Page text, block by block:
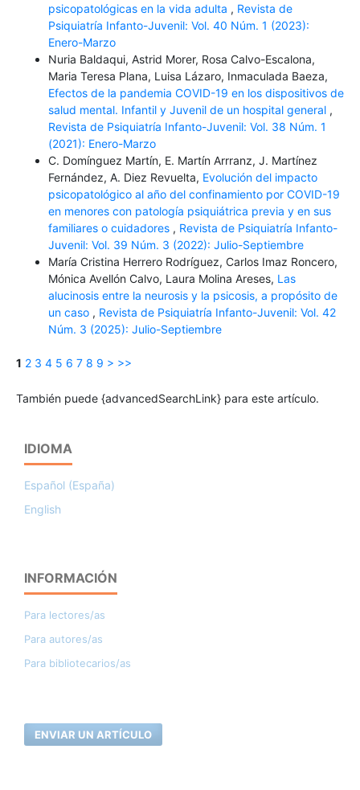
psicopatológicas en la vida adulta , Revista de
Psiquiatría Infanto-Juvenil: Vol. 40 Núm. 1 (2023):
Enero-Marzo
Nuria Baldaqui, Astrid Morer, Rosa Calvo-Escalona,
Maria Teresa Plana, Luisa Lázaro, Inmaculada Baeza,
Efectos de la pandemia COVID-19 en los dispositivos de
salud mental. Infantil y Juvenil de un hospital general ,
Revista de Psiquiatría Infanto-Juvenil: Vol. 38 Núm. 1
(2021): Enero-Marzo
C. Domínguez Martín, E. Martín Arrranz, J. Martínez
Fernández, A. Diez Revuelta, Evolución del impacto
psicopatológico al año del confinamiento por COVID-19
en menores con patología psiquiátrica previa y en sus
familiares o cuidadores , Revista de Psiquiatría Infanto-
Juvenil: Vol. 39 Núm. 3 (2022): Julio-Septiembre
María Cristina Herrero Rodríguez, Carlos Imaz Roncero,
Mónica Avellón Calvo, Laura Molina Areses, Las
alucinosis entre la neurosis y la psicosis, a propósito de
un caso , Revista de Psiquiatría Infanto-Juvenil: Vol. 42
Núm. 3 (2025): Julio-Septiembre
1 2 3 4 5 6 7 8 9 > >>
También puede {advancedSearchLink} para este artículo.
IDIOMA
Español (España)
English
INFORMACIÓN
Para lectores/as
Para autores/as
Para bibliotecarios/as
ENVIAR UN ARTÍCULO